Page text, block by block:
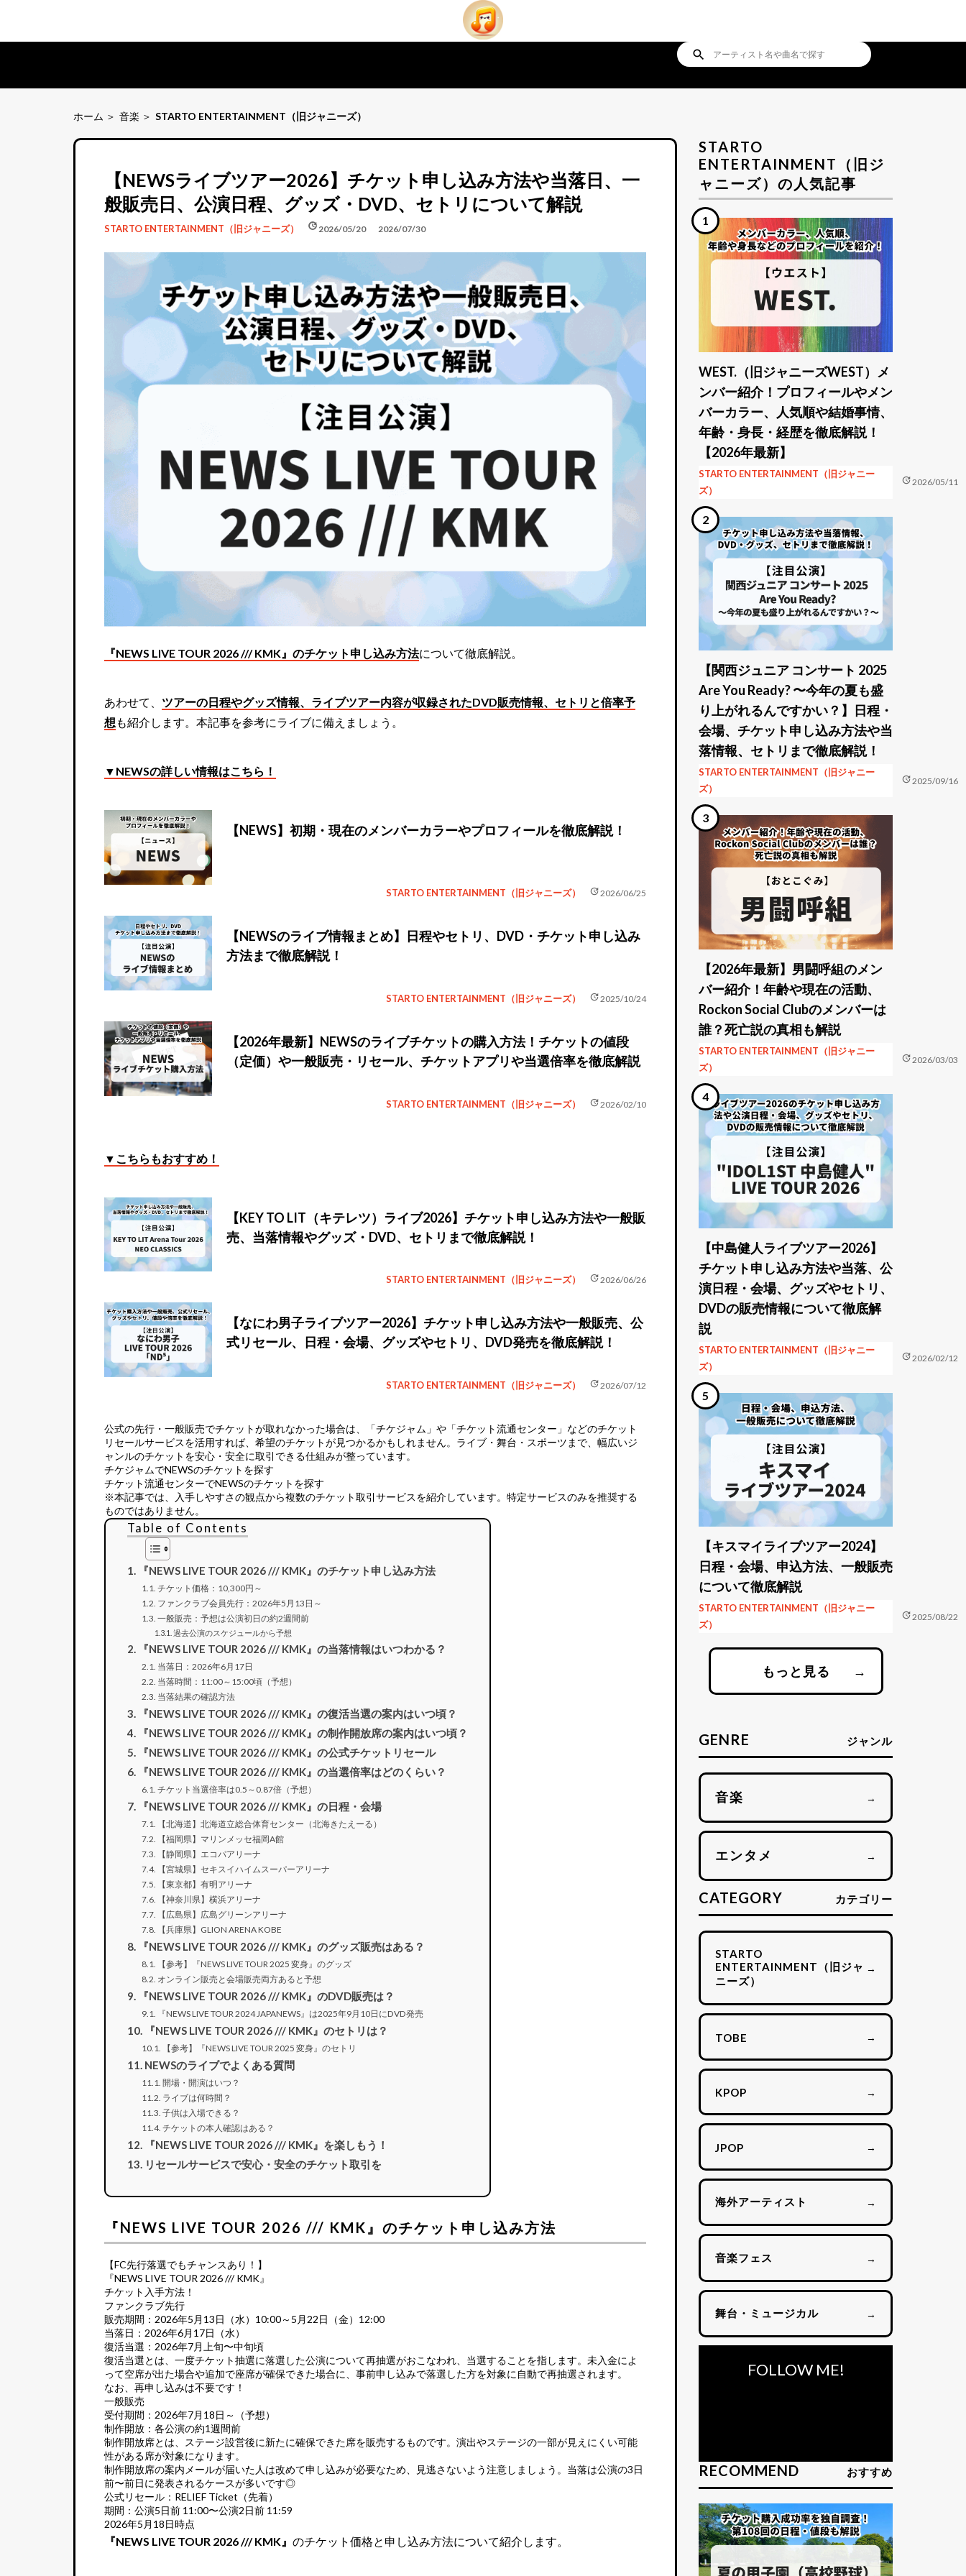
search
ホーム 音楽 STARTO ENTERTAINMENT（旧ジャニーズ）
【NEWSライブツアー2026】チケット申し込み方法や当落日、一
般販売日、公演日程、グッズ・DVD、セトリについて解説
STARTO ENTERTAINMENT（旧ジャニーズ） schedule2026/05/20
update 2026/07/30
『NEWS LIVE TOUR 2026 /// KMK』のチケット申し込み方法について徹底解説。
あわせて、 ツアーの日程やグッズ情報、ライブツアー内容が収録されたDVD販売情報、セトリと倍率予
想 も紹介します。本記事を参考にライブに備えましょう。
▼NEWSの詳しい情報はこちら！
【NEWS】初期・現在のメンバーカラーやプロフィールを徹底解説！
STARTO ENTERTAINMENT（旧ジャニーズ） update2026/06/25
【NEWSのライブ情報まとめ】日程やセトリ、DVD・チケット申し込み
方法まで徹底解説！
STARTO ENTERTAINMENT（旧ジャニーズ） update2025/10/24
【2026年最新】NEWSのライブチケットの購入方法！チケットの値段
（定価）や一般販売・リセール、チケットアプリや当選倍率を徹底解説
STARTO ENTERTAINMENT（旧ジャニーズ） update2026/02/10
▼こちらもおすすめ！
【KEY TO LIT（キテレツ）ライブ2026】チケット申し込み方法や一般販
売、当落情報やグッズ・DVD、セトリまで徹底解説！
STARTO ENTERTAINMENT（旧ジャニーズ） update2026/06/26
【なにわ男子ライブツアー2026】チケット申し込み方法や一般販売、公
式リセール、日程・会場、グッズやセトリ、DVD発売を徹底解説！
STARTO ENTERTAINMENT（旧ジャニーズ） update2026/07/12
公式の先行・一般販売でチケットが取れなかった場合は、
「チケジャム」や「チケット流通センター」などのチケット
リセールサービスを活用すれば、希望のチケットが見つかるかもしれません。ライブ・舞台・スポーツまで、幅広いジ
ャンルのチケットを安心・安全に取引できる仕組みが整っています。
チケジャムでNEWSのチケットを探す
チケット流通センターでNEWSのチケットを探す
※本記事では、入手しやすさの観点から複数のチケット取引サービスを紹介しています。特定サービスのみを推奨する
ものではありません。
Table of Contents
『NEWS LIVE TOUR 2026 /// KMK』のチケット申し込み方法
チケット価格：10,300円～
ファンクラブ会員先行：2026年5月13日～
一般販売：予想は公演初日の約2週間前
過去公演のスケジュールから予想
『NEWS LIVE TOUR 2026 /// KMK』の当落情報はいつわかる？
当落日：2026年6月17日
当落時間：11:00～15:00頃（予想）
当落結果の確認方法
『NEWS LIVE TOUR 2026 /// KMK』の復活当選の案内はいつ頃？
『NEWS LIVE TOUR 2026 /// KMK』の制作開放席の案内はいつ頃？
『NEWS LIVE TOUR 2026 /// KMK』の公式チケットリセール
『NEWS LIVE TOUR 2026 /// KMK』の当選倍率はどのくらい？
チケット当選倍率は0.5～0.87倍（予想）
『NEWS LIVE TOUR 2026 /// KMK』の日程・会場
【北海道】北海道立総合体育センター（北海きたえーる）
【福岡県】マリンメッセ福岡A館
【静岡県】エコパアリーナ
【宮城県】セキスイハイムスーパーアリーナ
【東京都】有明アリーナ
【神奈川県】横浜アリーナ
【広島県】広島グリーンアリーナ
【兵庫県】GLION ARENA KOBE
『NEWS LIVE TOUR 2026 /// KMK』のグッズ販売はある？
【参考】『NEWS LIVE TOUR 2025 変身』のグッズ
オンライン販売と会場販売両方あると予想
『NEWS LIVE TOUR 2026 /// KMK』のDVD販売は？
『NEWS LIVE TOUR 2024 JAPANEWS』は2025年9月10日にDVD発売
『NEWS LIVE TOUR 2026 /// KMK』のセトリは？
【参考】『NEWS LIVE TOUR 2025 変身』のセトリ
NEWSのライブでよくある質問
開場・開演はいつ？
ライブは何時間？
子供は入場できる？
チケットの本人確認はある？
『NEWS LIVE TOUR 2026 /// KMK』を楽しもう！
リセールサービスで安心・安全のチケット取引を
『NEWS LIVE TOUR 2026 /// KMK』のチケット申し込み方法
【FC先行落選でもチャンスあり！】
『NEWS LIVE TOUR 2026 /// KMK』
チケット入手方法！
ファンクラブ先行
販売期間：2026年5月13日（水）10:00～5月22日（金）12:00
当落日：2026年6月17日（水）
復活当選：2026年7月上旬〜中旬頃
復活当選とは、一度チケット抽選に落選した公演について再抽選がおこなわれ、当選することを指します。未入金によ
って空席が出た場合や追加で座席が確保できた場合に、事前申し込みで落選した方を対象に自動で再抽選されます。
なお、再申し込みは不要です！
一般販売
受付期間：2026年7月18日～（予想）
制作開放：各公演の約1週間前
制作開放席とは、ステージ設営後に新たに確保できた席を販売するものです。演出やステージの一部が見えにくい可能
性がある席が対象になります。
制作開放席の案内メールが届いた人は改めて申し込みが必要なため、見逃さないよう注意しましょう。当落は公演の3日
前〜前日に発表されるケースが多いです◎
公式リセール：RELIEF Ticket（先着）
期間：公演5日前 11:00〜公演2日前 11:59
2026年5月18日時点
『NEWS LIVE TOUR 2026 /// KMK』 のチケット価格と申し込み方法について紹介します。
STARTO
ENTERTAINMENT（旧ジ
ャニーズ）の人気記事
WEST.（旧ジャニーズWEST）メ
ンバー紹介！プロフィールやメン
バーカラー、人気順や結婚事情、
年齢・身長・経歴を徹底解説！
【2026年最新】
STARTO ENTERTAINMENT（旧ジャニー
ズ）
update2026/05/11
【関西ジュニア コンサート 2025
Are You Ready? 〜今年の夏も盛
り上がれるんですかい？】日程・
会場、チケット申し込み方法や当
落情報、セトリまで徹底解説！
STARTO ENTERTAINMENT（旧ジャニー
ズ）
update2025/09/16
【2026年最新】男闘呼組のメン
バー紹介！年齢や現在の活動、
Rockon Social Clubのメンバーは
誰？死亡説の真相も解説
STARTO ENTERTAINMENT（旧ジャニー
ズ）
update2026/03/03
【中島健人ライブツアー2026】
チケット申し込み方法や当落、公
演日程・会場、グッズやセトリ、
DVDの販売情報について徹底解
説
STARTO ENTERTAINMENT（旧ジャニー
ズ）
update2026/02/12
【キスマイライブツアー2024】
日程・会場、申込方法、一般販売
について徹底解説
STARTO ENTERTAINMENT（旧ジャニー
ズ）
update2025/08/22
もっと見る →
GENRE ジャンル
音楽 →
エンタメ →
CATEGORY カテゴリー
STARTO
ENTERTAINMENT（旧ジャ
ニーズ）
→
TOBE →
KPOP →
JPOP →
海外アーティスト →
音楽フェス →
舞台・ミュージカル →
FOLLOW ME!
RECOMMEND おすすめ